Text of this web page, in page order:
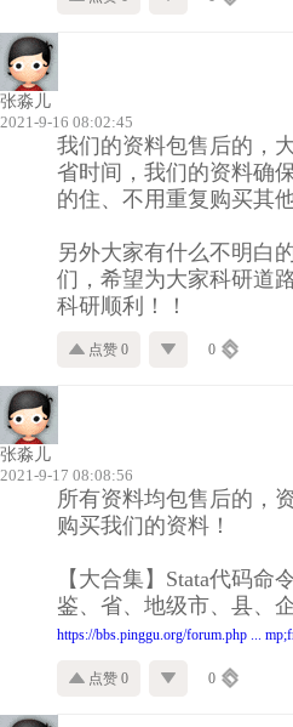
张淼儿
2021-9-16 08:02:45
我们的资料包售后的，
省时间，我们的资料确
的住、不用重复购买其他
另外大家有什么不明白
们，希望为大家科研道
科研顺利！！
点赞 0 0
张淼儿
2021-9-17 08:08:56
所有资料均包售后的，
购买我们的资料！
【大合集】Stata代码
鉴、省、地级市、县、
https://bbs.pinggu.org/forum.php ...
点赞 0 0